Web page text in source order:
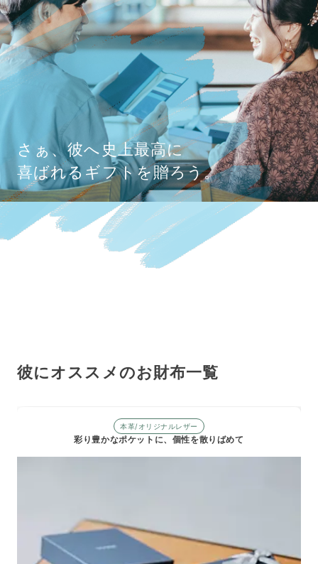
さぁ、彼へ史上最高に
喜ばれるギフトを贈ろう。
彼にオススメのお財布一覧
本革/オリジナルレザー
彩り豊かなポケットに、個性を散りばめて